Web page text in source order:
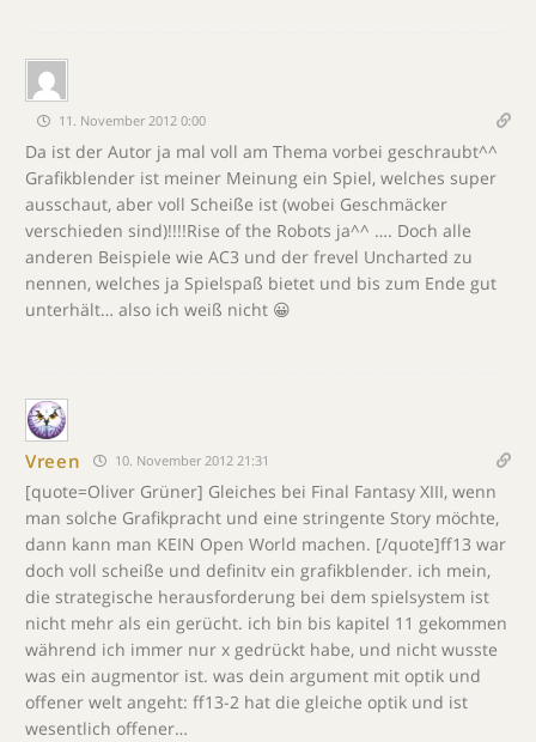
11. November 2012 0:00
Da ist der Autor ja mal voll am Thema vorbei geschraubt^^
Grafikblender ist meiner Meinung ein Spiel, welches super
ausschaut, aber voll Scheiße ist (wobei Geschmäcker
verschieden sind)!!!!Rise of the Robots ja^^ …. Doch alle
anderen Beispiele wie AC3 und der frevel Uncharted zu
nennen, welches ja Spielspaß bietet und bis zum Ende gut
unterhält… also ich weiß nicht 😀
Vreen 10. November 2012 21:31
[quote=Oliver Grüner] Gleiches bei Final Fantasy XIII, wenn
man solche Grafikpracht und eine stringente Story möchte,
dann kann man KEIN Open World machen. [/quote]ff13 war
doch voll scheiße und definitv ein grafikblender. ich mein,
die strategische herausforderung bei dem spielsystem ist
nicht mehr als ein gerücht. ich bin bis kapitel 11 gekommen
während ich immer nur x gedrückt habe, und nicht wusste
was ein augmentor ist. was dein argument mit optik und
offener welt angeht: ff13-2 hat die gleiche optik und ist
wesentlich offener…